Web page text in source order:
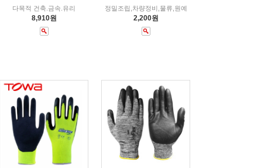
다목적 건축.금속.유리
8,910원
정밀조립,차량정비,물류,원예
2,200원